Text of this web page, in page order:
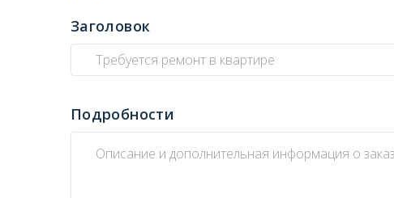
Заголовок
Подробности